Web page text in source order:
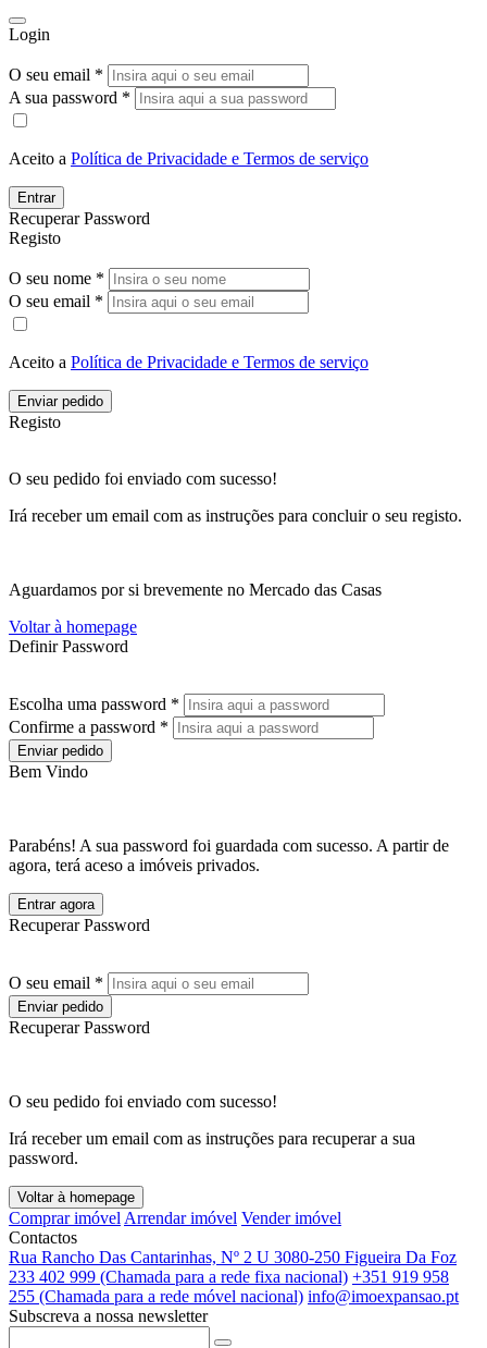
Login
O seu email *
A sua password *
Aceito a Política de Privacidade e Termos de serviço
Entrar
Recuperar Password
Registo
O seu nome *
O seu email *
Aceito a Política de Privacidade e Termos de serviço
Enviar pedido
Registo
O seu pedido foi enviado com sucesso!
Irá receber um email com as instruções para concluir o seu registo.
Aguardamos por si brevemente no Mercado das Casas
Voltar à homepage
Definir Password
Escolha uma password *
Confirme a password *
Enviar pedido
Bem Vindo
Parabéns! A sua password foi guardada com sucesso. A partir de
agora, terá aceso a imóveis privados.
Entrar agora
Recuperar Password
O seu email *
Enviar pedido
Recuperar Password
O seu pedido foi enviado com sucesso!
Irá receber um email com as instruções para recuperar a sua
password.
Voltar à homepage
Comprar imóvel Arrendar imóvel Vender imóvel
Contactos
Rua Rancho Das Cantarinhas, Nº 2 U 3080-250 Figueira Da Foz
233 402 999 (Chamada para a rede fixa nacional) +351 919 958
255 (Chamada para a rede móvel nacional) info@imoexpansao.pt
Subscreva a nossa newsletter